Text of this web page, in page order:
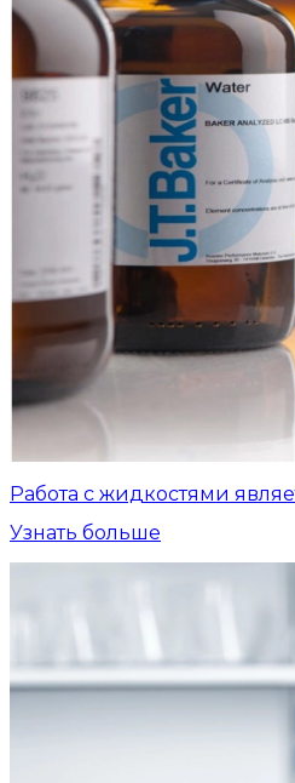
Работа с жидкостями
Узнать больше